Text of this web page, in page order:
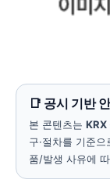
📑 공시 기반
본 콘텐츠는 KRX
구·절차를 기준
품/발생 사유에